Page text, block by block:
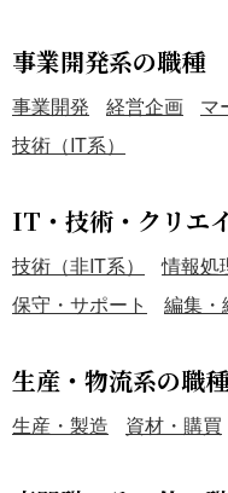
事業開発系の職種
事業開発 経営企画 マ
技術（IT系）
IT・技術・クリエ
技術（非IT系）
情報処
保守・サポート
編集・
生産・物流系の職種
生産・製造 資材・購買